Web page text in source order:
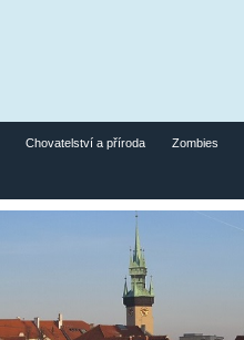
Chovatelství a příroda Zombies